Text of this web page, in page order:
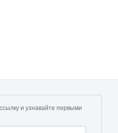
и узнавайте первыми